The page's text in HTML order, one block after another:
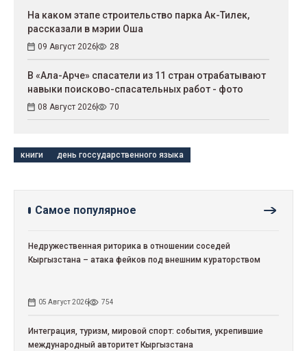
На каком этапе строительство парка Ак-Тилек,
рассказали в мэрии Оша
09 Август 2026 28
В «Ала-Арче» спасатели из 11 стран отрабатывают
навыки поисково-спасательных работ - фото
08 Август 2026 70
книги день госсударственного языка
Самое популярное
Недружественная риторика в отношении соседей
Кыргызстана – атака фейков под внешним кураторством
05 Август 2026 754
Интеграция, туризм, мировой спорт: события, укрепившие
международный авторитет Кыргызстана